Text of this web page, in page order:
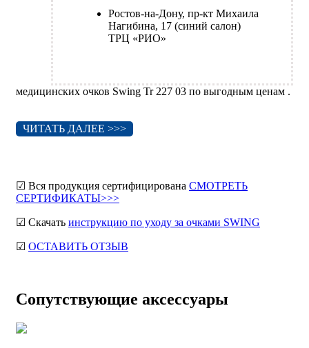
Ростов-на-Дону, пр-кт Михаила
Нагибина, 17 (синий салон)
ТРЦ «РИО»
медицинских очков Swing Tr 227 03 по выгодным ценам .
ЧИТАТЬ ДАЛЕЕ >>>
☑ Вся продукция сертифицирована СМОТРЕТЬ
СЕРТИФИКАТЫ>>>
☑ Скачать инструкцию по уходу за очками SWING
☑ ОСТАВИТЬ ОТЗЫВ
Сопутствующие аксессуары